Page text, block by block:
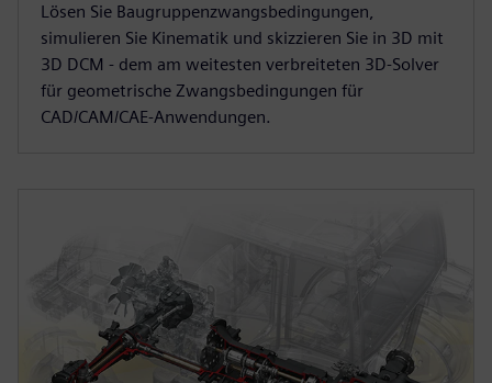
Lösen Sie Baugruppenzwangsbedingungen,
simulieren Sie Kinematik und skizzieren Sie in 3D mit
3D DCM - dem am weitesten verbreiteten 3D-Solver
für geometrische Zwangsbedingungen für
CAD/CAM/CAE-Anwendungen.